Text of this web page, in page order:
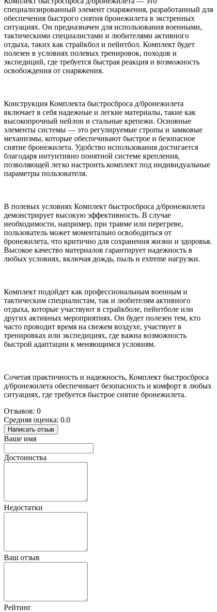
специализированный элемент снаряжения, разработанный для
обеспечения быстрого снятия бронежилета в экстренных
ситуациях. Он предназначен для использования военными,
тактическими специалистами и любителями активного
отдыха, таких как страйкбол и пейнтбол. Комплект будет
полезен в условиях полевых тренировок, походов и
экспедиций, где требуется быстрая реакция и возможность
освобождения от снаряжения.
Конструкция Комплекта быстросброса д/бронежилета
включает в себя надежные и легкие материалы, такие как
высокопрочный нейлон и стальные крепежи. Основные
элементы системы — это регулируемые стропы и замковые
механизмы, которые обеспечивают быстрое и безопасное
снятие бронежилета. Удобство использования достигается
благодаря интуитивно понятной системе крепления,
позволяющей легко настроить комплект под индивидуальные
параметры пользователя.
В полевых условиях Комплект быстросброса д/бронежилета
демонстрирует высокую эффективность. В случае
необходимости, например, при травме или перегреве,
пользователь может моментально освободиться от
бронежилета, что критично для сохранения жизни и здоровья.
Высокое качество материалов гарантирует надежность в
любых условиях, включая дождь, пыль и extreme нагрузки.
Комплект подойдет как профессиональным военным и
тактическим специалистам, так и любителям активного
отдыха, которые участвуют в страйкболе, пейнтболе или
других активных мероприятиях. Он будет полезен тем, кто
часто проводит время на свежем воздухе, участвует в
тренировках или экспедициях, где важна возможность
быстрой адаптации к меняющимся условиям.
Сочетая практичность и надежность, Комплект быстросброса
д/бронежилета обеспечивает безопасность и комфорт в любых
ситуациях, где требуется быстрое снятие бронежилета.
Отзывов: 0
Средняя оценка: 0.0
Написать отзыв
Ваше имя
Достоинства
Недостатки
Ваш отзыв
Рейтинг